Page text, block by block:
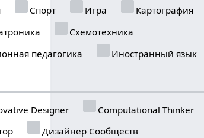
Спорт Игра
Картография
Схемотехника
педагогика
Иностранный язык
Designer
Computational Thinker
Дизайнер Сообществ